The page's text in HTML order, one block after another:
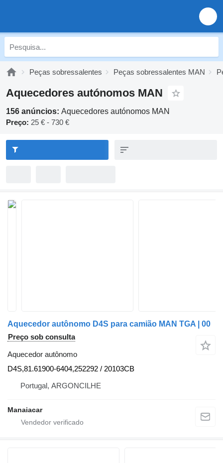
Peças sobressalentes Peças sobressalentes MAN
Aquecedores autónomos MAN
156 anúncios: Aquecedores autónomos MAN
Preço: 25 € - 730 €
Aquecedor autônomo D4S para camião MAN TGA | 00
Preço sob consulta
Aquecedor autônomo
D4S,81.61900-6404,252292 / 20103CB
Portugal, ARGONCILHE
Manaiacar